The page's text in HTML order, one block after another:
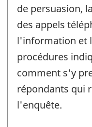
de persuasion,
des appels
l'information et
procédures
comment s'y
répondants qui
l'enquête.